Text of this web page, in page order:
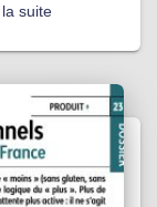
suite